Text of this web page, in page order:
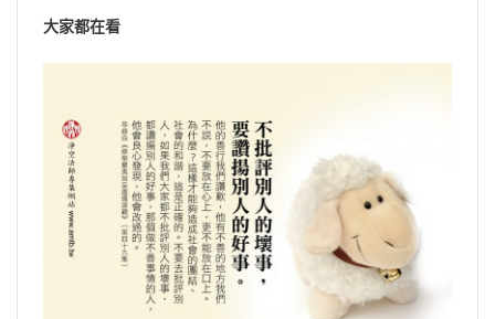
大家都在看